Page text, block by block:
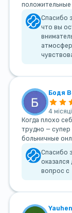
положительные
Спасибо
что вы
Бодя
4
Когда плохо
трудно —
больничные
Спасибо
вопрос с